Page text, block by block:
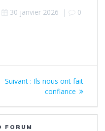
30 janvier 2026 | 0
Suivant : Article
suivant
Ils nous ont fait
confiance
FORUM